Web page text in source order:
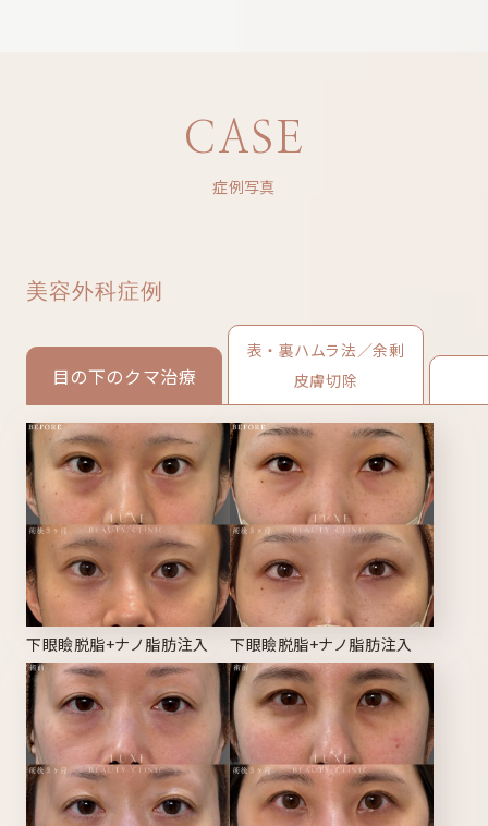
CASE
症例写真
美容外科症例
目の下のクマ治療
表・裏ハムラ法／余剰
皮膚切除
下眼瞼脱脂+ナノ脂肪注入 下眼瞼脱脂+ナノ脂肪注入